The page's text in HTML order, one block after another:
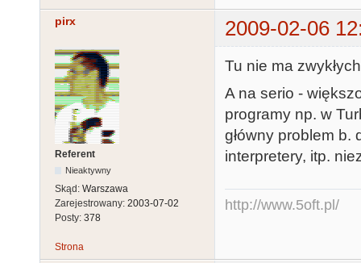
dta   c(' 11 razy znak
w ASCII ')
dta
dta
;LBS adresu
dta
;MBS -||-
pirx 2009-02-06
Referent
Nieaktywny
Skąd: Warszawa
Zarejestrowany: 2003-07-02
Posty: 378
Tu nie ma
A na serio -
programy np. w
główny problem b.
interpretery, itp.
http://www.5oft.pl/
Strona